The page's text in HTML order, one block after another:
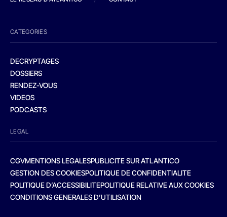
CATEGORIES
DECRYPTAGES
DOSSIERS
RENDEZ-VOUS
VIDEOS
PODCASTS
LEGAL
CGVMENTIONS LEGALESPUBLICITE SUR ATLANTICO
GESTION DES COOKIESPOLITIQUE DE CONFIDENTIALITE
POLITIQUE D’ACCESSIBILITEPOLITIQUE RELATIVE AUX COOKIES
CONDITIONS GENERALES D’UTILISATION